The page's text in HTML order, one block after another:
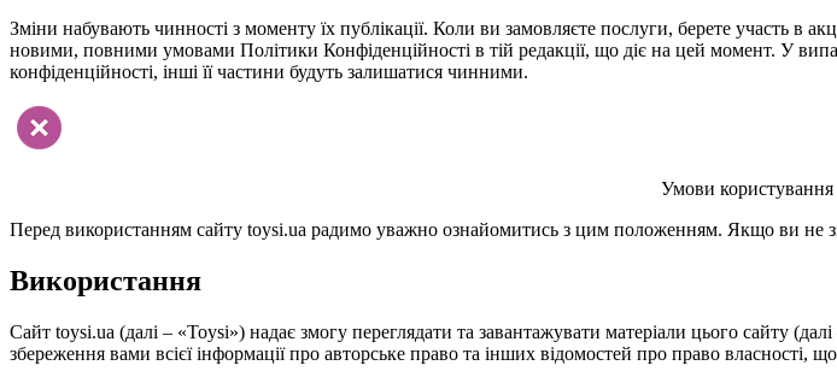
Зміни набувають чинності з моменту їх публікації. Коли ви замовляєте послуги, берете участь в
новими, повними умовами Політики Конфіденційності в тій редакції, що діє на цей момент. У
конфіденційності, інші її частини будуть залишатися чинними.
Умови користування
Перед використанням сайту toysi.ua радимо уважно ознайомитись з цим положенням. Якщо ви не
Використання
Сайт toysi.ua (далі – «Toysi») надає змогу переглядати та завантажувати матеріали цього сайту
збереження вами всієї інформації про авторське право та інших відомостей про право власності, що